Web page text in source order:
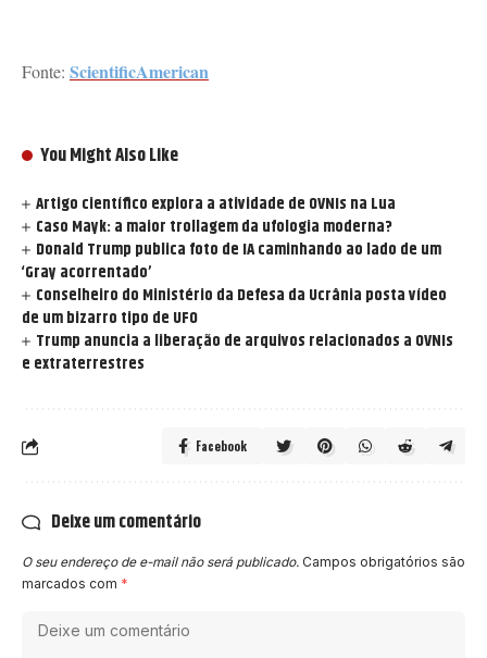
Fonte: ScientificAmerican
You Might Also Like
Artigo científico explora a atividade de OVNIs na Lua
Caso Mayk: a maior trollagem da ufologia moderna?
Donald Trump publica foto de IA caminhando ao lado de um
‘Gray acorrentado’
Conselheiro do Ministério da Defesa da Ucrânia posta vídeo
de um bizarro tipo de UFO
Trump anuncia a liberação de arquivos relacionados a OVNIs
e extraterrestres
Facebook
Deixe um comentário
O seu endereço de e-mail não será publicado. Campos obrigatórios são
marcados com *